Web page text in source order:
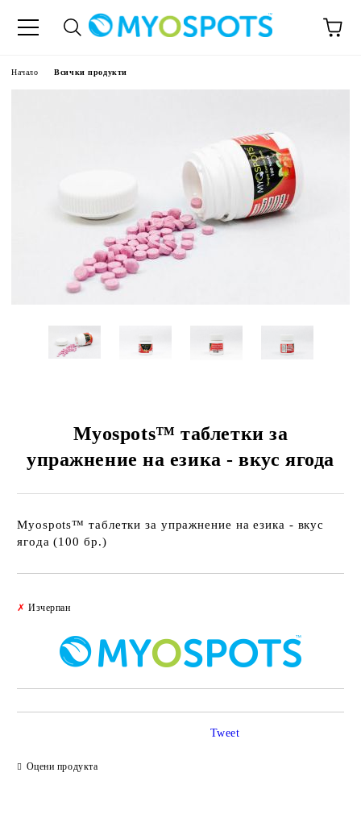
Начало Всички продукти
Myospots™ таблетки за
упражнение на езика - вкус ягода
Myospots™ таблетки за упражнение на езика - вкус
ягода (100 бр.)
✗ Изчерпан
Оцени продукта
Tweet